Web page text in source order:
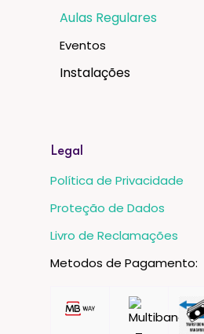
Aulas Regulares
Eventos
Instalações
Legal
Política de Privacidade
Proteção de Dados
Livro de Reclamações
Metodos de Pagamento: